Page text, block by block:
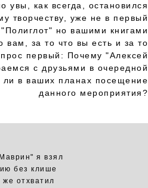
увы, как всегда, остановился
творчеству, уже не в первый
но вашими книгами
за то что вы есть и за то
первый: Почему "Алексей
с друзьями в очередной
в ваших планах посещение
данного мероприятия?
я взял
без клише
отхватил